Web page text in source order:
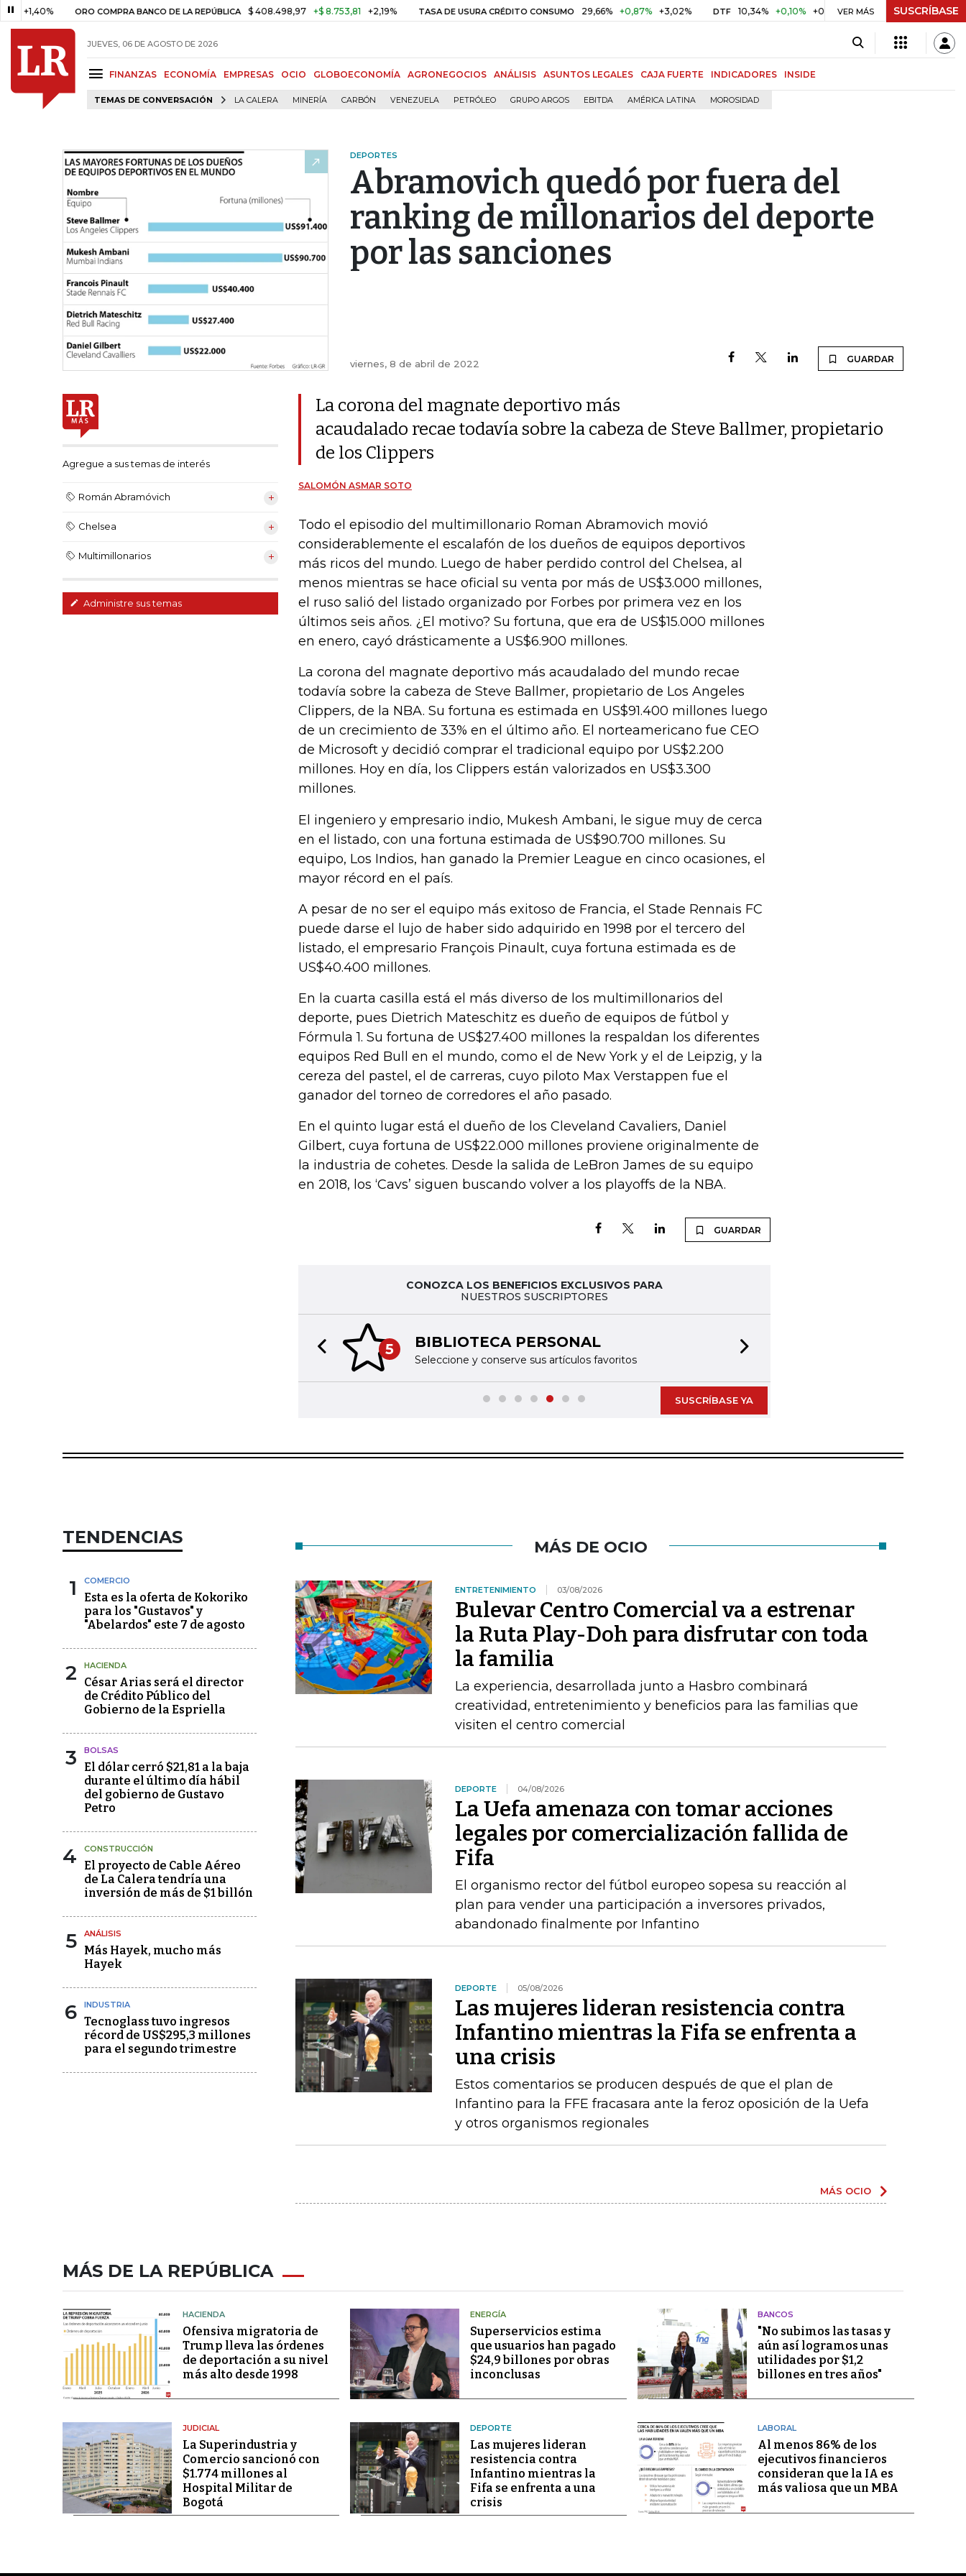
ORO COMPRA BANCO DE LA REPÚBLICA $ 408.498,97 +$ 8.753,81 +2,19% TASA DE USURA CRÉDITO CONSUMO 29,66% +0,87% +3,02% DTF 10,34% +0,10% +0,98% UVR $ 416,86 +$ 0,05
VER MÁS SUSCRÍBASE
JUEVES, 06 DE AGOSTO DE 2026
FINANZAS ECONOMÍA EMPRESAS OCIO GLOBOECONOMÍA AGRONEGOCIOS ANÁLISIS ASUNTOS LEGALES CAJA FUERTE INDICADORES INSIDE
TEMAS DE CONVERSACIÓN LA CALERA MINERÍA CARBÓN VENEZUELA PETRÓLEO GRUPO ARGOS EBITDA AMÉRICA LATINA MOROSIDAD
DEPORTES
Abramovich quedó por fuera del
ranking de millonarios del deporte
por las sanciones
viernes, 8 de abril de 2022 GUARDAR
Agregue a sus temas de interés
Román Abramóvich
Chelsea
Multimillonarios
Administre sus temas
La corona del magnate deportivo más
acaudalado recae todavía sobre la cabeza de Steve Ballmer, propietario
de los Clippers
SALOMÓN ASMAR SOTO
Todo el episodio del multimillonario Roman Abramovich movió
considerablemente el escalafón de los dueños de equipos deportivos
más ricos del mundo. Luego de haber perdido control del Chelsea, al
menos mientras se hace oficial su venta por más de US$3.000 millones,
el ruso salió del listado organizado por Forbes por primera vez en los
últimos seis años. ¿El motivo? Su fortuna, que era de US$15.000 millones
en enero, cayó drásticamente a US$6.900 millones.
La corona del magnate deportivo más acaudalado del mundo recae
todavía sobre la cabeza de Steve Ballmer, propietario de Los Angeles
Clippers, de la NBA. Su fortuna es estimada en US$91.400 millones luego
de un crecimiento de 33% en el último año. El norteamericano fue CEO
de Microsoft y decidió comprar el tradicional equipo por US$2.200
millones. Hoy en día, los Clippers están valorizados en US$3.300
millones.
El ingeniero y empresario indio, Mukesh Ambani, le sigue muy de cerca
en el listado, con una fortuna estimada de US$90.700 millones. Su
equipo, Los Indios, han ganado la Premier League en cinco ocasiones, el
mayor récord en el país.
A pesar de no ser el equipo más exitoso de Francia, el Stade Rennais FC
puede darse el lujo de haber sido adquirido en 1998 por el tercero del
listado, el empresario François Pinault, cuya fortuna estimada es de
US$40.400 millones.
En la cuarta casilla está el más diverso de los multimillonarios del
deporte, pues Dietrich Mateschitz es dueño de equipos de fútbol y
Fórmula 1. Su fortuna de US$27.400 millones la respaldan los diferentes
equipos Red Bull en el mundo, como el de New York y el de Leipzig, y la
cereza del pastel, el de carreras, cuyo piloto Max Verstappen fue el
ganador del torneo de corredores el año pasado.
En el quinto lugar está el dueño de los Cleveland Cavaliers, Daniel
Gilbert, cuya fortuna de US$22.000 millones proviene originalmente de
la industria de cohetes. Desde la salida de LeBron James de su equipo
en 2018, los ‘Cavs’ siguen buscando volver a los playoffs de la NBA.
GUARDAR
CONOZCA LOS BENEFICIOS EXCLUSIVOS PARA
NUESTROS SUSCRIPTORES
5 BIBLIOTECA PERSONAL
Seleccione y conserve sus artículos favoritos
Previous slide
SUSCRÍBASE YA
TENDENCIAS
1 COMERCIO
Esta es la oferta de Kokoriko
para los "Gustavos" y
"Abelardos" este 7 de agosto
2 HACIENDA
César Arias será el director
de Crédito Público del
Gobierno de la Espriella
3 BOLSAS
El dólar cerró $21,81 a la baja
durante el último día hábil
del gobierno de Gustavo
Petro
4 CONSTRUCCIÓN
El proyecto de Cable Aéreo
de La Calera tendría una
inversión de más de $1 billón
5 ANÁLISIS
Más Hayek, mucho más
Hayek
6 INDUSTRIA
Tecnoglass tuvo ingresos
récord de US$295,3 millones
para el segundo trimestre
MÁS DE OCIO
ENTRETENIMIENTO 03/08/2026
Bulevar Centro Comercial va a estrenar
la Ruta Play-Doh para disfrutar con toda
la familia
La experiencia, desarrollada junto a Hasbro combinará
creatividad, entretenimiento y beneficios para las familias que
visiten el centro comercial
DEPORTE 04/08/2026
La Uefa amenaza con tomar acciones
legales por comercialización fallida de
Fifa
El organismo rector del fútbol europeo sopesa su reacción al
plan para vender una participación a inversores privados,
abandonado finalmente por Infantino
DEPORTE 05/08/2026
Las mujeres lideran resistencia contra
Infantino mientras la Fifa se enfrenta a
una crisis
Estos comentarios se producen después de que el plan de
Infantino para la FFE fracasara ante la feroz oposición de la Uefa
y otros organismos regionales
MÁS OCIO
MÁS DE LA REPÚBLICA
HACIENDA
Ofensiva migratoria de
Trump lleva las órdenes
de deportación a su nivel
más alto desde 1998
ENERGÍA
Superservicios estima
que usuarios han pagado
$24,9 billones por obras
inconclusas
BANCOS
"No subimos las tasas y
aún así logramos unas
utilidades por $1,2
billones en tres años"
JUDICIAL
La Superindustria y
Comercio sancionó con
$1.774 millones al
Hospital Militar de
Bogotá
DEPORTE
Las mujeres lideran
resistencia contra
Infantino mientras la
Fifa se enfrenta a una
crisis
LABORAL
Al menos 86% de los
ejecutivos financieros
consideran que la IA es
más valiosa que un MBA